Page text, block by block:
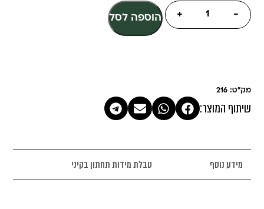
-
+ הוספה לסל
מק"ט: 216
שיתוף המוצר:
מידע נוסף טבלת מידות תחתון בקיני